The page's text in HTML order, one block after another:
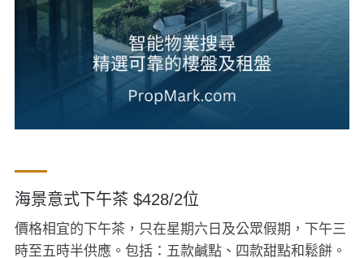
海景意式下午茶 $428/2位
價格相宜的下午茶，只在星期六日及公眾假期，下午三
時至五時半供應。包括：五款鹹點、四款甜點和鬆餅。